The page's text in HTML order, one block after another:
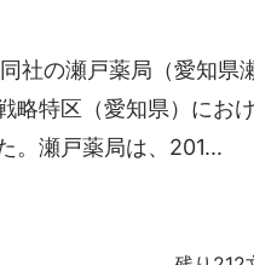
社の瀬戸薬局（愛知県
略特区（愛知県）にお
。瀬戸薬局は、201...